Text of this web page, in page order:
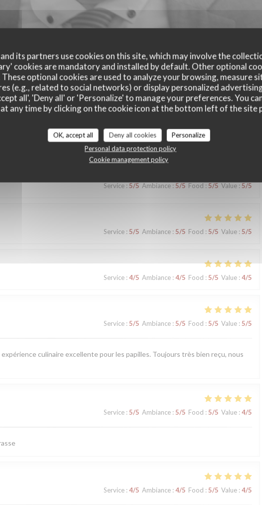
its partners use cookies on this site, which may involve the
cookies are mandatory and installed by default. Other optional
optional cookies are used to analyze your browsing, measure
(e.g., related to social networks) or display personalized
all', 'Deny all' or 'Personalize' to manage your preferences. You
any time by clicking on the cookie icon at the bottom left of the site
OK, accept all Deny all cookies
Personalize
Personal data protection policy
Cookie management policy
customer ratings
Service : 5/5 Ambiance : 5/5 Food : 5/5 Value : 5/5
Service : 5/5 Ambiance : 5/5 Food : 5/5 Value : 5/5
Service : 4/5 Ambiance : 4/5 Food : 5/5 Value : 4/5
Service : 5/5 Ambiance : 5/5 Food : 5/5 Value : 5/5
culinaire excellente pour les papilles. Toujours très bien reçu, nous
Service : 5/5 Ambiance : 5/5 Food : 5/5 Value : 4/5
Service : 4/5 Ambiance : 4/5 Food : 5/5 Value : 4/5